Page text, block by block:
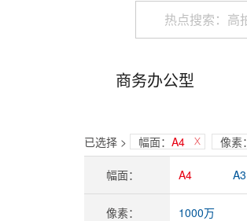
商务办公型
已选择 > 幅面： A4 像素
幅面： A4 A3
像素： 1000万